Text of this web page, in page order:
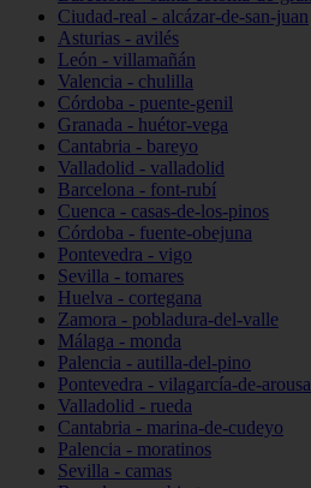
Ciudad-real - alcázar-de-san-juan
Asturias - avilés
León - villamañán
Valencia - chulilla
Córdoba - puente-genil
Granada - huétor-vega
Cantabria - bareyo
Valladolid - valladolid
Barcelona - font-rubí
Cuenca - casas-de-los-pinos
Córdoba - fuente-obejuna
Pontevedra - vigo
Sevilla - tomares
Huelva - cortegana
Zamora - pobladura-del-valle
Málaga - monda
Palencia - autilla-del-pino
Pontevedra - vilagarcía-de-arousa
Valladolid - rueda
Cantabria - marina-de-cudeyo
Palencia - moratinos
Sevilla - camas